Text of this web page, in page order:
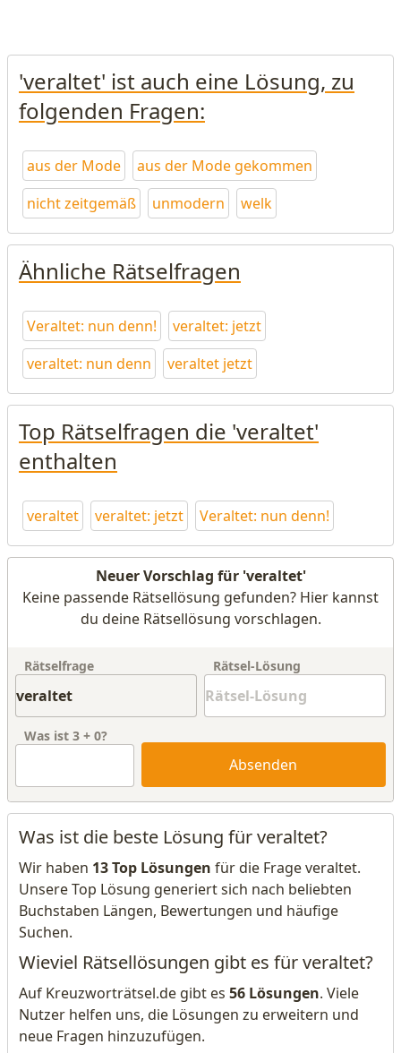
'veraltet' ist auch eine Lösung, zu
folgenden Fragen:
aus der Mode
aus der Mode gekommen
nicht zeitgemäß
unmodern welk
Ähnliche Rätselfragen
Veraltet: nun denn!
veraltet: jetzt
veraltet: nun denn
veraltet jetzt
Top Rätselfragen die 'veraltet'
enthalten
veraltet veraltet: jetzt Veraltet: nun denn!
Neuer Vorschlag für 'veraltet'
Keine passende Rätsellösung gefunden? Hier kannst
du deine Rätsellösung vorschlagen.
Rätselfrage Rätsel-Lösung
Was ist 3 + 0?
Absenden
Was ist die beste Lösung für veraltet?
Wir haben 13 Top Lösungen für die Frage veraltet.
Unsere Top Lösung generiert sich nach beliebten
Buchstaben Längen, Bewertungen und häufige
Suchen.
Wieviel Rätsellösungen gibt es für veraltet?
Auf Kreuzworträtsel.de gibt es 56 Lösungen. Viele
Nutzer helfen uns, die Lösungen zu erweitern und
neue Fragen hinzuzufügen.